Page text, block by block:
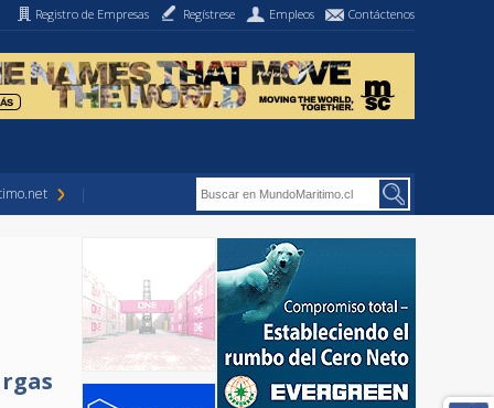
Registro de Empresas Regístrese Empleos Contáctenos